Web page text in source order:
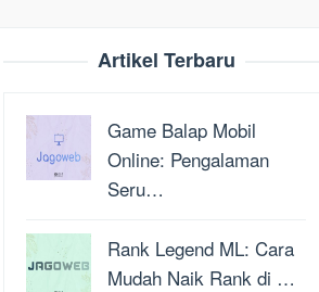
Artikel Terbaru
Game Balap Mobil
Online: Pengalaman
Seru…
Rank Legend ML: Cara
Mudah Naik Rank di …